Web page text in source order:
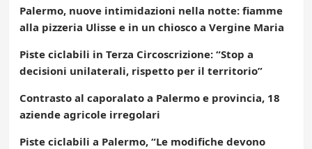
Palermo, nuove intimidazioni nella notte: fiamme
alla pizzeria Ulisse e in un chiosco a Vergine Maria
Piste ciclabili in Terza Circoscrizione: “Stop a
decisioni unilaterali, rispetto per il territorio”
Contrasto al caporalato a Palermo e provincia, 18
aziende agricole irregolari
Piste ciclabili a Palermo, “Le modifiche devono